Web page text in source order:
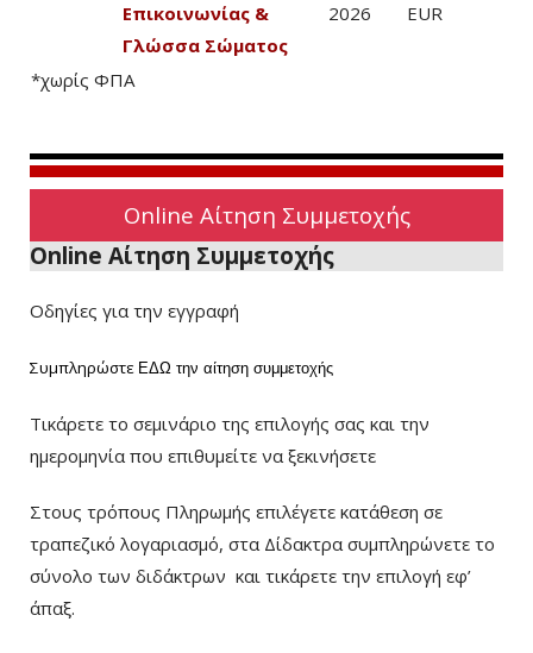
Επικοινωνίας &
Γλώσσα Σώματος
2026
EUR
*χωρίς ΦΠΑ
Online Αίτηση Συμμετοχής
Online Αίτηση Συμμετοχής
Οδηγίες για την εγγραφή
Συμπληρώστε ΕΔΩ την αίτηση συμμετοχής
Τικάρετε το σεμινάριο της επιλογής σας και την
ημερομηνία που επιθυμείτε να ξεκινήσετε
Στους τρόπους Πληρωμής επιλέγετε κατάθεση σε
τραπεζικό λογαριασμό, στα Δίδακτρα συμπληρώνετε το
σύνολο των διδάκτρων και τικάρετε την επιλογή εφ’
άπαξ.